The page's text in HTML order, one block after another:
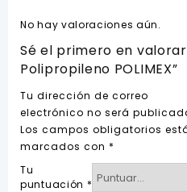
No hay valoraciones aún.
Sé el primero en
Polipropileno POLIMEX”
Tu dirección de correo
electrónico no será
Los campos obligatorios
marcados con *
Tu
puntuación *